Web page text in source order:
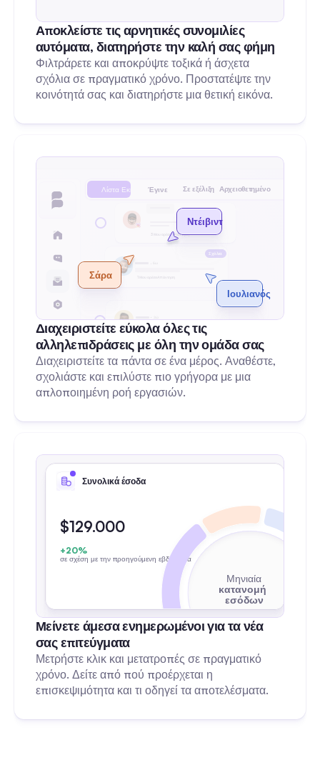
Αποκλείστε τις αρνητικές συνομιλίες
αυτόματα, διατηρήστε την καλή σας φήμη
Φιλτράρετε και αποκρύψτε τοξικά ή άσχετα
σχόλια σε πραγματικό χρόνο. Προστατέψτε την
κοινότητά σας και διατηρήστε μια θετική εικόνα.
Λίστα Εκκρεμοτήτων
Έγινε Σε εξέλιξη Αρχειοθετημένο
0 Μου αρέσειΑπάντηση
1 Μου αρέσει Απάντηση
3 Μου αρέσειΑπάντηση
Μήνυμα
Σχόλια
Ντέιβιντ
Σάρα
Ιουλιανός
Διαχειριστείτε εύκολα όλες τις
αλληλεπιδράσεις με όλη την ομάδα σας
Διαχειριστείτε τα πάντα σε ένα μέρος. Αναθέστε,
σχολιάστε και επιλύστε πιο γρήγορα με μια
απλοποιημένη ροή εργασιών.
$129.000
+20%
σε σχέση με την προηγούμενη εβδομάδα
Συνολικά έσοδα
Μηνιαία
κατανομή
εσόδων
Μείνετε άμεσα ενημερωμένοι για τα νέα
σας επιτεύγματα
Μετρήστε κλικ και μετατροπές σε πραγματικό
χρόνο. Δείτε από πού προέρχεται η
επισκεψιμότητα και τι οδηγεί τα αποτελέσματα.